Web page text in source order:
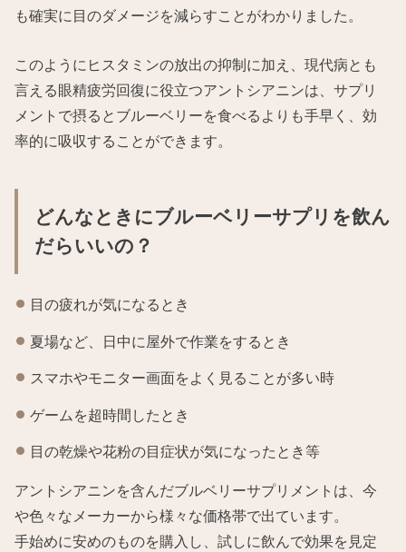
も確実に目のダメージを減らすことがわかりました。
このようにヒスタミンの放出の抑制に加え、現代病とも
言える眼精疲労回復に役立つアントシアニンは、サプリ
メントで摂るとブルーベリーを食べるよりも手早く、効
率的に吸収することができます。
どんなときにブルーベリーサプリを飲ん
だらいいの？
目の疲れが気になるとき
夏場など、日中に屋外で作業をするとき
スマホやモニター画面をよく見ることが多い時
ゲームを超時間したとき
目の乾燥や花粉の目症状が気になったとき等
アントシアニンを含んだブルベリーサプリメントは、今
や色々なメーカーから様々な価格帯で出ています。
手始めに安めのものを購入し、試しに飲んで効果を見定